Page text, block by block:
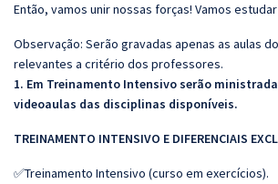
Então, vamos unir nossas forças! Vamos
Observação: Serão gravadas apenas as aulas
relevantes a critério dos professores.
1. Em Treinamento Intensivo serão
videoaulas das disciplinas disponíveis.
TREINAMENTO INTENSIVO E DIFERENCIAIS
✅Treinamento Intensivo (curso em exercícios).